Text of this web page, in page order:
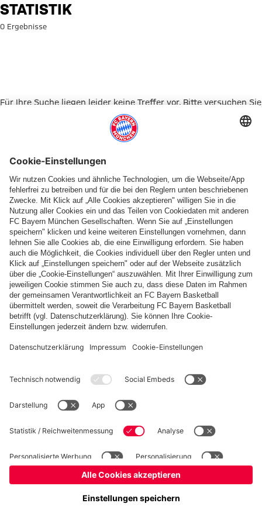
Suche: Statistik
STATISTIK
0 Ergebnisse
Für Ihre Suche liegen leider keine Treffer vor. Bitte versuchen Sie
Zur Startseite
Basketball Frauen Handball Schach Schiedsrichter
Seniorenfußball
Tischtennis
Impressum Datenschutz Nutzungsbedingungen Barrierefreiheit